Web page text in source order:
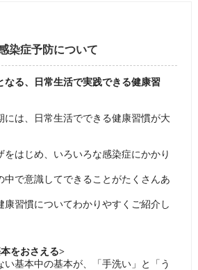
染症予防について
なる、日常生活で実践できる健康習
には、日常生活でできる健康習慣が大
をはじめ、いろいろな感染症にかかり
中で意識してできることがたくさんあ
康習慣についてわかりやすくご紹介し
をおさえる>
い基本中の基本が、「手洗い」と「う